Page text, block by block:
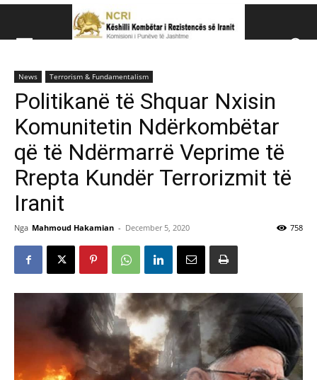
Këshillit Kombëtar të Rezistencës së Iranit (NCRI)
News Terrorism & Fundamentalism
Politikanë të Shquar Nxisin
Komunitetin Ndërkombëtar
që të Ndërmarrë Veprime të
Rrepta Kundër Terrorizmit të
Iranit
Nga Mahmoud Hakamian - December 5, 2020 758